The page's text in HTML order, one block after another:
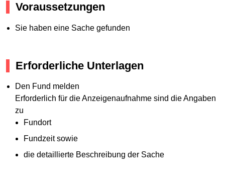
Voraussetzungen
Sie haben eine Sache gefunden
Erforderliche Unterlagen
Den Fund melden
Erforderlich für die Anzeigenaufnahme sind die Angaben
zu
Fundort
Fundzeit sowie
die detaillierte Beschreibung der Sache